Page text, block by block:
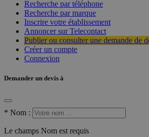
Recherche par téléphone
Recherche par marque
Inscrire votre établissement
Annoncer sur Telecontact
Publier ou consulter une demande de
Créer un compte
Connexion
Demander un devis à
* Nom :
Le champs Nom est requis